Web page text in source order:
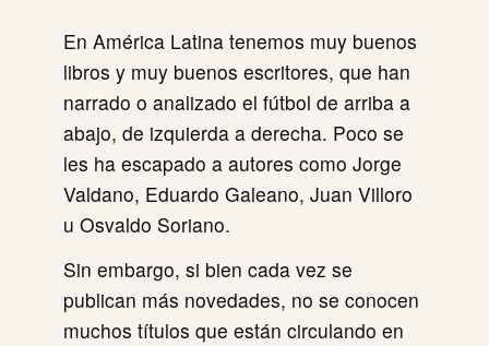
En América Latina tenemos muy buenos
libros y muy buenos escritores, que han
narrado o analizado el fútbol de arriba a
abajo, de izquierda a derecha. Poco se
les ha escapado a autores como Jorge
Valdano, Eduardo Galeano, Juan Villoro
u Osvaldo Soriano.
Sin embargo, si bien cada vez se
publican más novedades, no se conocen
muchos títulos que están circulando en